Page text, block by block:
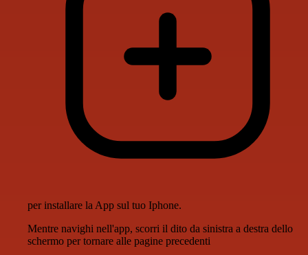
per installare la App sul tuo Iphone.
Mentre navighi nell'app, scorri il dito da sinistra a destra dello
schermo per tornare alle pagine precedenti